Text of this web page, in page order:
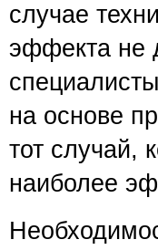
случае
эффекта не
на основе
тот случай,
наиболее